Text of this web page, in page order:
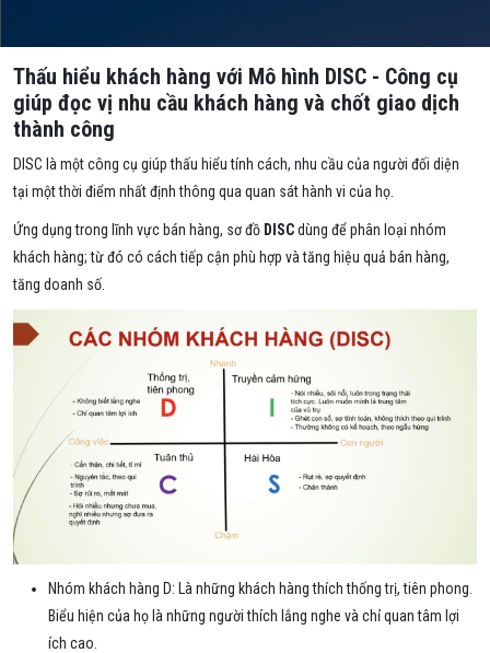
Thấu hiểu khách hàng với Mô hình DISC - Công cụ
giúp đọc vị nhu cầu khách hàng và chốt giao dịch
thành công
DISC là một công cụ giúp thấu hiểu tính cách, nhu cầu của người đối diện
tại một thời điểm nhất định thông qua quan sát hành vi của họ.
Ứng dụng trong lĩnh vực bán hàng, sơ đồ DISCdùng để phân loại nhóm
khách hàng; từ đó có cách tiếp cận phù hợp và tăng hiệu quả bán hàng,
tăng doanh số.
Nhóm khách hàng D: Là những khách hàng thích thống trị, tiên phong.
Biểu hiện của họ là những người thích lắng nghe và chỉ quan tâm lợi
ích cao.